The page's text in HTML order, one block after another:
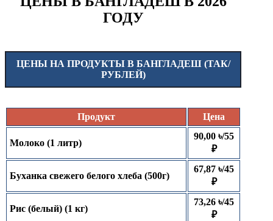
ГОДУ
ЦЕНЫ НА ПРОДУКТЫ В БАНГЛАДЕШ (ТАК/
РУБЛЕЙ)
Продукт Цена
Молоко (1 литр)
90,00 ৳/55
₽
Буханка свежего белого хлеба (500г)
67,87 ৳/45
₽
Рис (белый) (1 кг)
73,26 ৳/45
₽